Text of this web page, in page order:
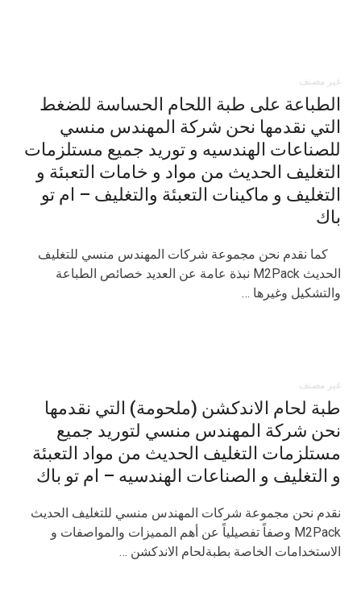
غير مصنف
الطباعة على طبة اللحام الحساسة للضغط
التي نقدمها نحن شركة المهندس منسي
للصناعات الهندسيه و توريد جميع مستلزمات
التغليف الحديث من مواد و خامات التعبئة و
التغليف و ماكينات التعبئة والتغليف – ام تو
باك
كما نقدم نحن مجموعة شركات المهندس منسي للتغليف
الحديث M2Pack نبذة عامة عن العديد خصائص الطباعة
والتشكيل وغيرها …
غير مصنف
طبة لحام الاندكشن (ملحومة) التي نقدمها
نحن شركة المهندس منسي لتوريد جميع
مستلزمات التغليف الحديث من مواد التعبئة
و التغليف و الصناعات الهندسيه – ام تو باك
نقدم نحن مجموعة شركات المهندس منسي للتغليف الحديث
M2Pack وصفاً تفصيلياً عن أهم المميزات والمواصفات و
الاستخدامات الخاصة بطبةلحام الاندكشن …